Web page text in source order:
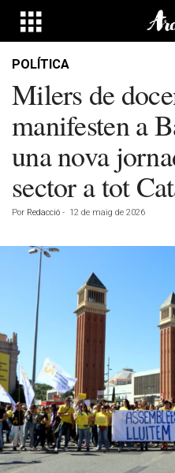
POLÍTICA
Milers de
manifesten a
una nova
sector a tot
Por Redacció - 12 de maig de 2026